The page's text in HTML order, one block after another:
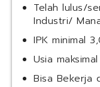
Telah lulus/
Industri/
IPK minimal
Usia
Bisa Bekerja